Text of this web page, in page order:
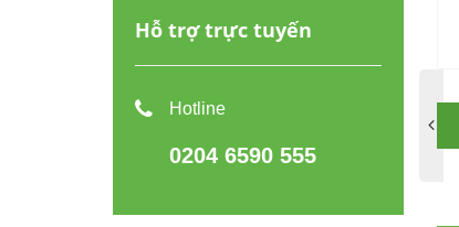
Hỗ trợ trực tuyến
Hotline
0204 6590 555